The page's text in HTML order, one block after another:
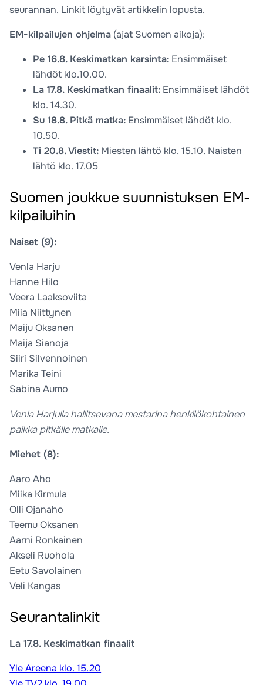
seurannan. Linkit löytyvät artikkelin lopusta.
EM-kilpailujen ohjelma (ajat Suomen aikoja):
Pe 16.8. Keskimatkan karsinta: Ensimmäiset
lähdöt klo.10.00.
La 17.8. Keskimatkan finaalit: Ensimmäiset lähdöt
klo. 14.30.
Su 18.8. Pitkä matka: Ensimmäiset lähdöt klo.
10.50.
Ti 20.8. Viestit: Miesten lähtö klo. 15.10. Naisten
lähtö klo. 17.05
Suomen joukkue suunnistuksen EM-
kilpailuihin
Naiset (9):
Venla Harju
Hanne Hilo
Veera Laaksoviita
Miia Niittynen
Maiju Oksanen
Maija Sianoja
Siiri Silvennoinen
Marika Teini
Sabina Aumo
Venla Harjulla hallitsevana mestarina henkilökohtainen
paikka pitkälle matkalle.
Miehet (8):
Aaro Aho
Miika Kirmula
Olli Ojanaho
Teemu Oksanen
Aarni Ronkainen
Akseli Ruohola
Eetu Savolainen
Veli Kangas
Seurantalinkit
La 17.8. Keskimatkan finaalit
Yle Areena klo. 15.20